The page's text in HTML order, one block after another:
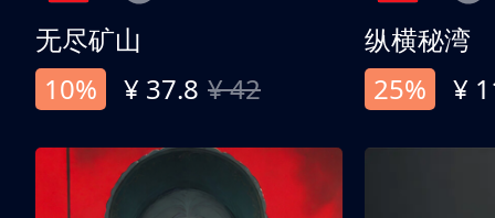
无尽矿山
10%
¥ 37.8 ¥ 42
纵横秘湾
25%
¥